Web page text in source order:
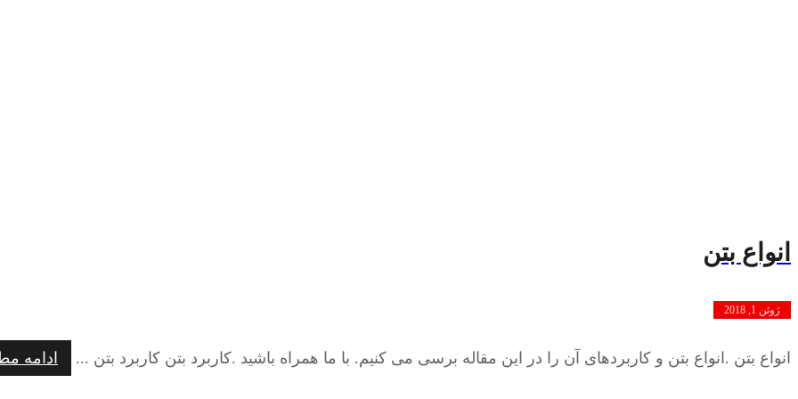
انواع بتن
ژوئن 1, 2018
انواع بتن .انواع بتن و کاربردهای آن را در این مقاله برسی می کنیم. با ما همراه باشید .کاربرد بتن کاربرد بتن ... ادامه